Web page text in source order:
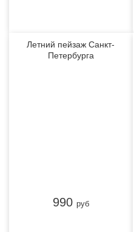
Летний пейзаж Санкт-
Петербурга
990 руб